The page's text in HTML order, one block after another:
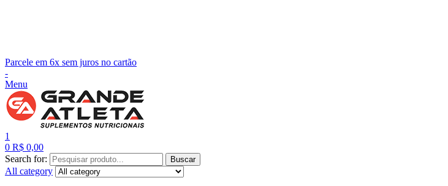
Parcele em 6x sem juros no cartão
-
Menu
1
0 R$ 0,00
Search for:
Buscar
All category